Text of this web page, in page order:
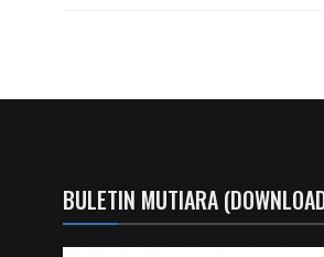
BULETIN MUTIARA